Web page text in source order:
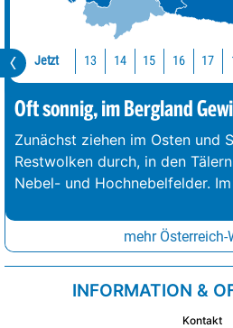
Jetzt 13 14 15 16 17
Oft sonnig, im Bergland
Zunächst ziehen im Osten und
Restwolken durch, in den
Nebel- und Hochnebelfelder.
mehr Österreich-
INFORMATION &
Kontakt